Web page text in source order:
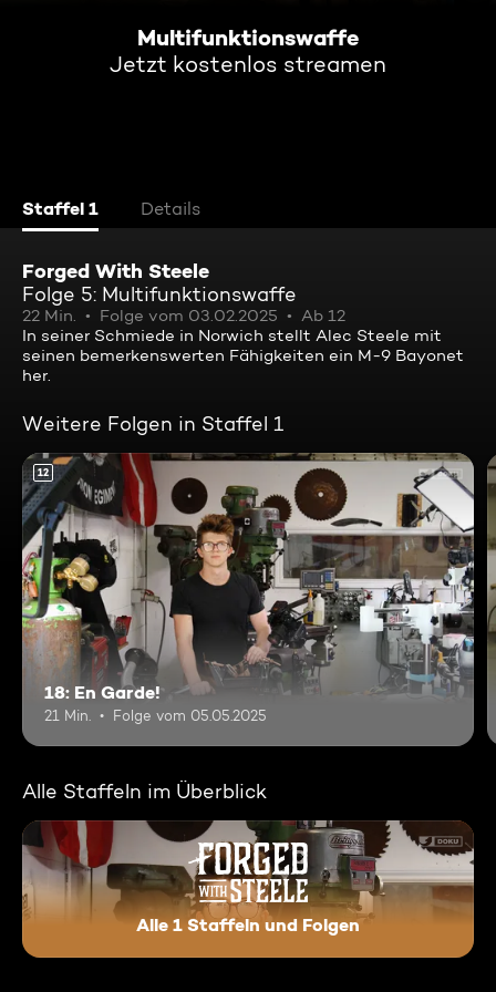
Multifunktionswaffe
Jetzt kostenlos streamen
Staffel 1 Details
Forged With Steele
Folge 5: Multifunktionswaffe
22 Min. Folge vom 03.02.2025
Ab 12
In seiner Schmiede in Norwich stellt Alec Steele mit
seinen bemerkenswerten Fähigkeiten ein M-9 Bayonet
her.
Weitere Folgen in Staffel 1
12
18: En Garde!
21 Min. Folge vom 05.05.2025
Alle Staffeln im Überblick
Alle 1 Staffeln und Folgen